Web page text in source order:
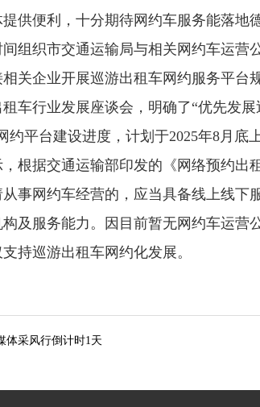
供便利，十分期待网约车服务能落地
组织市交通运输局与相关网约车运营
关企业开展巡游出租车网约服务平台
车行业发展座谈会，明确了“优先发
平台建设进度，计划于2025年8月底
根据交通运输部印发的《网络预约出
事网约车经营的，应当具备线上线下
及服务能力。因目前暂无网约车运营
持巡游出租车网约化发展。
体采风行倒计时1天